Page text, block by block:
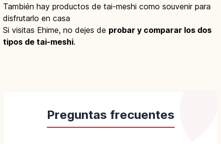
También hay productos de tai-meshi como souvenir para
disfrutarlo en casa
Si visitas Ehime, no dejes de probar y comparar los dos
tipos de tai-meshi.
Preguntas frecuentes